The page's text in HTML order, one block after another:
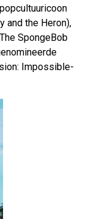
and the Heron),
SpongeBob
Impossible-